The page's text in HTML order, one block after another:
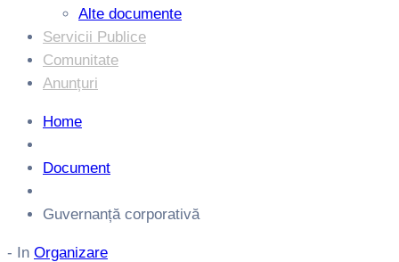
Alte documente
Servicii Publice
Comunitate
Anunțuri
Home
Document
Guvernanță corporativă
- In Organizare